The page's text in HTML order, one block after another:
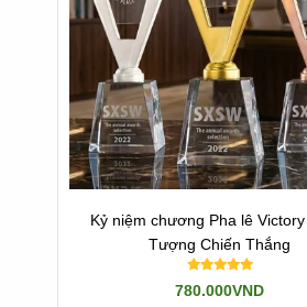
Kỷ niệm chương Pha lê
Tượng Chiến Thắng
780.000VND